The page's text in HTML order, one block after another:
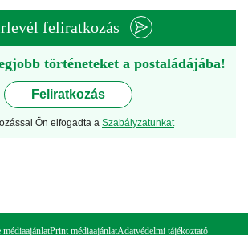
feliratkozás
történeteket a postaládájába!
Feliratkozás
Ön elfogadta a Szabályzatunkat
Print médiaajánlatAdatvédelmi tájékoztató